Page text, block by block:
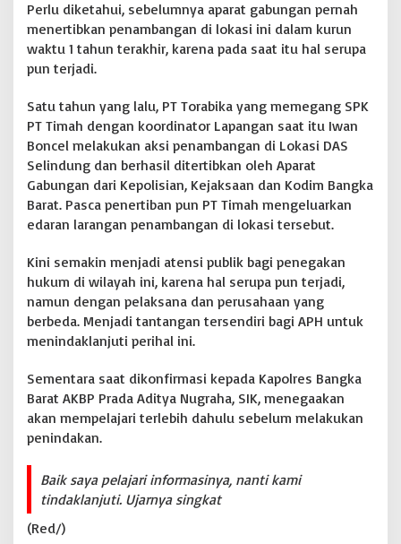
n
g
k
r
a
t
Perlu diketahui, sebelumnya aparat gabungan pernah
menertibkan penambangan di lokasi ini dalam kurun
waktu 1 tahun terakhir, karena pada saat itu hal serupa
pun terjadi.
Satu tahun yang lalu, PT Torabika yang memegang SPK
PT Timah dengan koordinator Lapangan saat itu Iwan
Boncel melakukan aksi penambangan di Lokasi DAS
Selindung dan berhasil ditertibkan oleh Aparat
Gabungan dari Kepolisian, Kejaksaan dan Kodim Bangka
Barat. Pasca penertiban pun PT Timah mengeluarkan
edaran larangan penambangan di lokasi tersebut.
Kini semakin menjadi atensi publik bagi penegakan
hukum di wilayah ini, karena hal serupa pun terjadi,
namun dengan pelaksana dan perusahaan yang
berbeda. Menjadi tantangan tersendiri bagi APH untuk
menindaklanjuti perihal ini.
Sementara saat dikonfirmasi kepada Kapolres Bangka
Barat AKBP Prada Aditya Nugraha, SIK, menegaakan
akan mempelajari terlebih dahulu sebelum melakukan
penindakan.
Baik saya pelajari informasinya, nanti kami
tindaklanjuti. Ujarnya singkat
(Red/)